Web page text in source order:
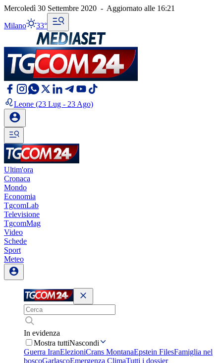
Mercoledì 30 Settembre 2020 - Aggiornato alle 16:21
Milano 33°
Leone (23 Lug - 23 Ago)
Ultim'ora
Cronaca
Mondo
Economia
TgcomLab
Televisione
TgcomMag
Video
Schede
Sport
Meteo
In evidenza
Mostra tuttiNascondi
Guerra IranElezioniCrans MontanaEpstein FilesFamiglia nel
boscoGarlascoEmergenza ClimaTutti i dossier